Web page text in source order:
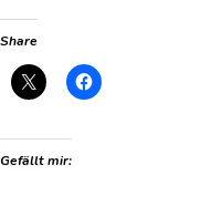
Share
Gefällt mir: